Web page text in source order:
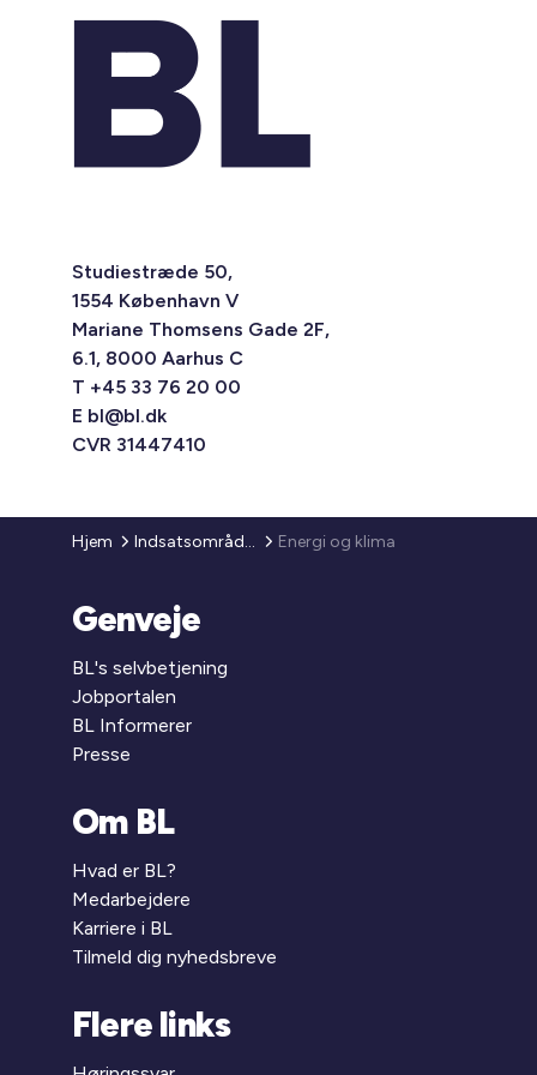
Studiestræde 50,
1554 København V
Mariane Thomsens Gade 2F,
6.1, 8000 Aarhus C
T +45 33 76 20 00
E bl@bl.dk
CVR 31447410
Hjem Indsatsområder Energi og klima
Genveje
BL's selvbetjening
Jobportalen
BL Informerer
Presse
Om BL
Hvad er BL?
Medarbejdere
Karriere i BL
Tilmeld dig nyhedsbreve
Flere links